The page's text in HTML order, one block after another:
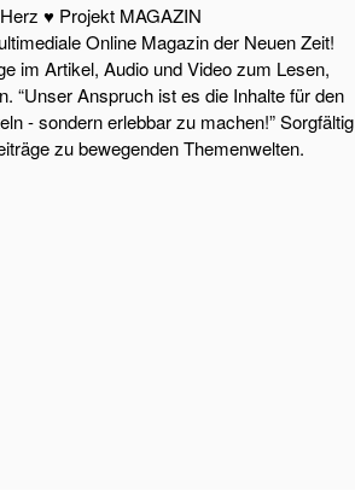
♥ Projekt MAGAZIN
Online Magazin der Neuen Zeit!
im Artikel, Audio und Video zum Lesen,
“Unser Anspruch ist es die Inhalte für den
- sondern erlebbar zu machen!” Sorgfältig
zu bewegenden Themenwelten.